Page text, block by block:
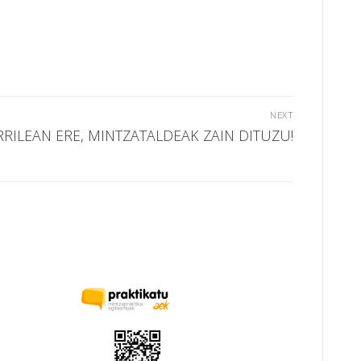
NEXT
ERE, MINTZATALDEAK ZAIN DITUZU!